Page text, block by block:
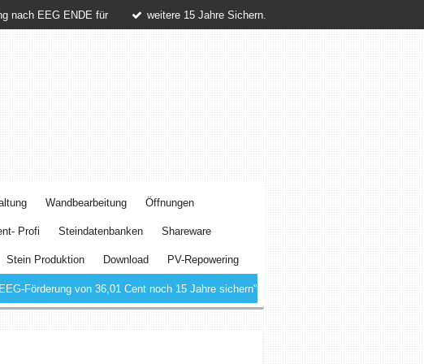
nach EEG ENDE für weitere 15 Jahre Sichern.
Wandbearbeitung Öffnungen
Profi Steindatenbanken Shareware
Stein Produktion Download PV-Repowering
Förderung von 36,01 Cent noch 15 Jahre sichern"